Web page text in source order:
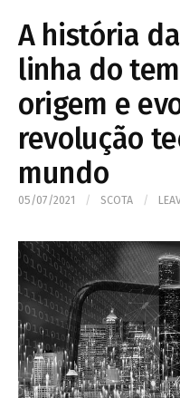
A história
linha do
origem e
revolução
mundo
05/07/2021 / SCOTA /